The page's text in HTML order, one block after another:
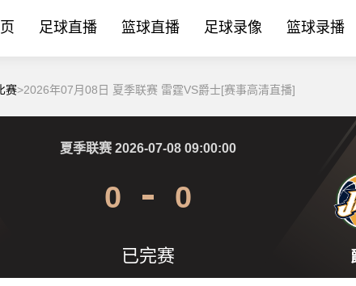
足球直播 篮球直播 足球录像 篮球录播
赛>2026年07月08日 夏季联赛 雷霆VS爵士[赛事高清直播]
夏季联赛 2026-07-08 09:00:00
0 0
已完赛